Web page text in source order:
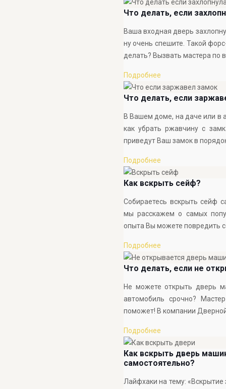
Что делать, если
Ваша входная дверь
ну очень спешите. Такой
делать? Вызвать мастера по
Подробнее
Что делать, если
В Вашем доме, на даче или в
как убрать ржавчину с
приведут Ваш замок в
Подробнее
Как вскрыть сейф?
Собираетесь вскрыть сейф
мы расскажем о самых
опыта Вы можете повредить
Подробнее
Что делать, если не
Не можете открыть дверь
автомобиль срочно?
поможет! В компании
Подробнее
Как вскрыть дверь
самостоятельно?
Лайфхаки на тему: